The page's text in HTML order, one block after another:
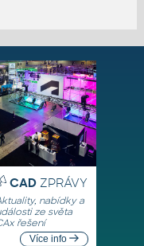
CADZPRÁVY
nabídky a
ze světa
řešení
Více info